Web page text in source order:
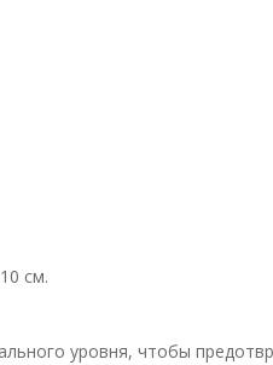
см.
уровня, чтобы